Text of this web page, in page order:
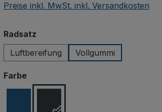
Preise inkl. MwSt. inkl. Versandkosten
Radsatzauswählen
Luftbereifung
Vollgummi
Farbeauswählen